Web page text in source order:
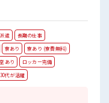
遣
長期の仕事
寮あり
寮あり (寮費無料)
あり
ロッカー完備
30代が活躍